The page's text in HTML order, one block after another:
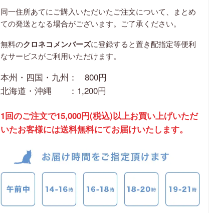
同一住所あてにご購入いただいたご注文について、まとめ
ての発送となる場合がございます。ご了承ください。
無料のクロネコメンバーズに登録すると置き配指定等便利
なサービスがご利用いただけます。
本州・四国・九州：
800円
北海道・沖縄 ： 1,200円
1回のご注文で15,000円(税込)以上お買い上げいただ
いたお客様には送料無料にてお届けいたします。